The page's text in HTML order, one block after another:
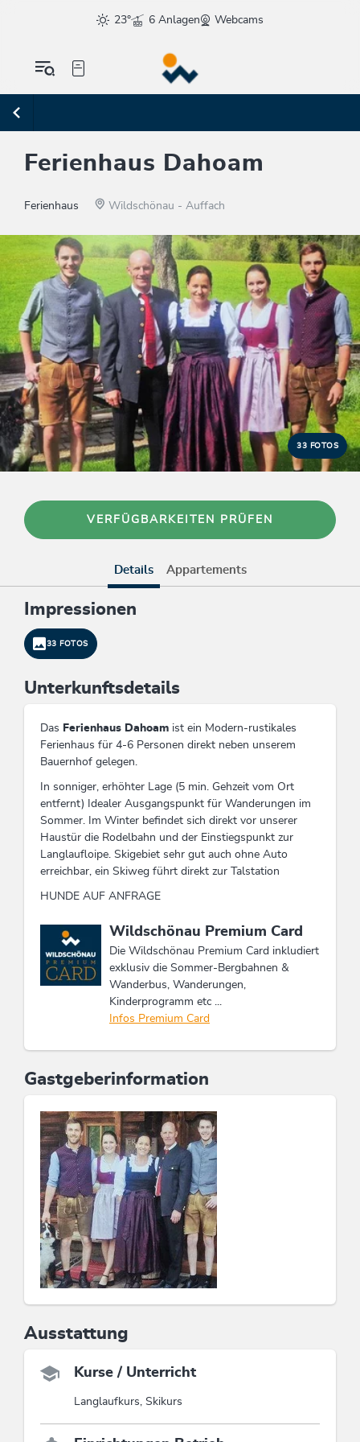
23° 6 Anlagen Webcams
Ferienhaus Dahoam
Ferienhaus Wildschönau - Auffach
33 FOTOS
VERFÜGBARKEITEN PRÜFEN
Details Appartements
Impressionen
33 FOTOS
Unterkunftsdetails
Das Ferienhaus Dahoam ist ein Modern-rustikales
Ferienhaus für 4-6 Personen direkt neben unserem
Bauernhof gelegen.
In sonniger, erhöhter Lage (5 min. Gehzeit vom Ort
entfernt) Idealer Ausgangspunkt für Wanderungen im
Sommer. Im Winter befindet sich direkt vor unserer
Haustür die Rodelbahn und der Einstiegspunkt zur
Langlaufloipe. Skigebiet sehr gut auch ohne Auto
erreichbar, ein Skiweg führt direkt zur Talstation
HUNDE AUF ANFRAGE
Diese Unterkunft ist Mitglied von
Wildschönau Premium Card
Die Wildschönau Premium Card inkludiert
exklusiv die Sommer-Bergbahnen &
Wanderbus, Wanderungen,
Kinderprogramm etc ...
Infos Premium Card
Gastgeberinformation
Ausstattung
Kurse / Unterricht
Langlaufkurs, Skikurs